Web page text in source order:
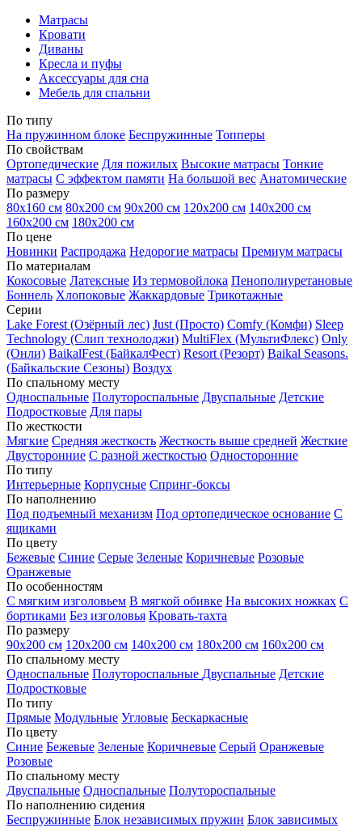
Матрасы
Кровати
Диваны
Кресла и пуфы
Аксессуары для сна
Мебель для спальни
По типу
На пружинном блоке Беспружинные Топперы
По свойствам
Ортопедические Для пожилых Высокие матрасы Тонкие
матрасы С эффектом памяти На большой вес Анатомические
По размеру
80х160 см 80х200 см 90х200 см 120х200 см 140х200 см
160х200 см 180х200 см
По цене
Новинки Распродажа Недорогие матрасы Премиум матрасы
По материалам
Кокосовые Латексные Из термовойлока Пенополиуретановые
Боннель Хлопоковые Жаккардовые Трикотажные
Серии
Lake Forest (Озёрный лес) Just (Просто) Comfy (Комфи) Sleep
Technology (Слип технолоджи) MultiFlex (МультиФлекс) Only
(Онли) BaikalFest (БайкалФест) Resort (Резорт) Baikal Seasons.
(Байкальские Сезоны) Воздух
По спальному месту
Односпальные Полутороспальные Двуспальные Детские
Подростковые Для пары
По жесткости
Мягкие Средняя жесткость Жесткость выше средней Жесткие
Двусторонние С разной жесткостью Односторонние
По типу
Интерьерные Корпусные Спринг-боксы
По наполнению
Под подъемный механизм Под ортопедическое основание С
ящиками
По цвету
Бежевые Синие Серые Зеленые Коричневые Розовые
Оранжевые
По особенностям
С мягким изголовьем В мягкой обивке На высоких ножках С
бортиками Без изголовья Кровать-тахта
По размеру
90х200 см 120х200 см 140х200 см 180х200 см 160х200 см
По спальному месту
Односпальные Полутороспальные Двуспальные Детские
Подростковые
По типу
Прямые Модульные Угловые Бескаркасные
По цвету
Синие Бежевые Зеленые Коричневые Серый Оранжевые
Розовые
По спальному месту
Двуспальные Односпальные Полутороспальные
По наполнению сидения
Беспружинные Блок независимых пружин Блок зависимых